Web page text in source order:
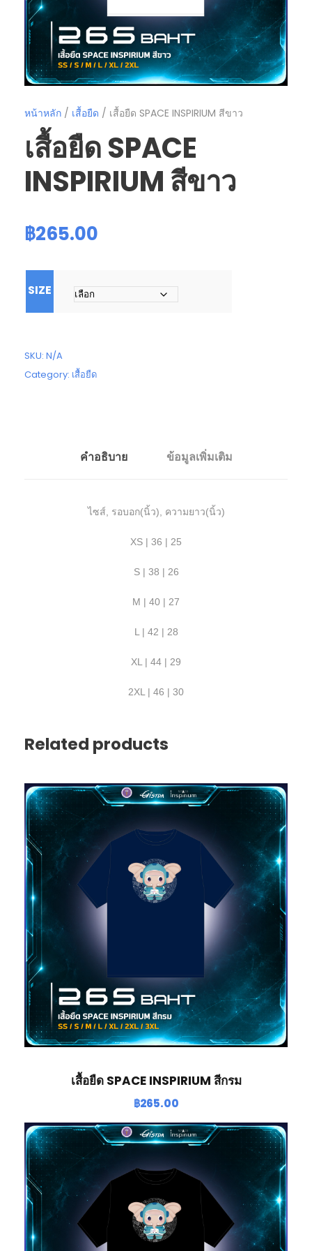
หน้าหลัก / เสื้อยืด / เสื้อยืด SPACE INSPIRIUM สีขาว
เสื้อยืด SPACE
INSPIRIUM สีขาว
฿265.00
SIZE
SKU: N/A
Category: เสื้อยืด
คำอธิบาย ข้อมูลเพิ่มเติม
ไซส์, รอบอก(นิ้ว), ความยาว(นิ้ว)
XS | 36 | 25
S | 38 | 26
M | 40 | 27
L | 42 | 28
XL | 44 | 29
2XL | 46 | 30
Related products
เสื้อยืด SPACE INSPIRIUM สีกรม
฿265.00